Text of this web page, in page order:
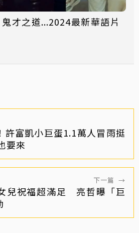
才之道...2024最新華語片
許富凱小巨蛋1.1萬人冒雨挺
要來
下一篇 →
兒祝福超滿足 亮哲曝「巨